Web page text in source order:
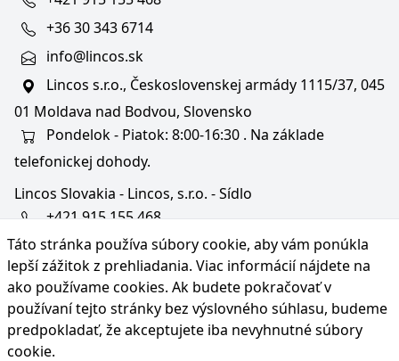
Táto stránka používa súbory cookie, aby vám ponúkla
lepší zážitok z prehliadania. Viac informácií nájdete na
ako používame cookies. Ak budete pokračovať v
používaní tejto stránky bez výslovného súhlasu, budeme
predpokladať, že akceptujete iba nevyhnutné súbory
cookie.
+36 30 343 6714
info@lincos.sk
Lincos s.r.o., Československej armády 1115/37, 045
01 Moldava nad Bodvou, Slovensko
Pondelok - Piatok: 8:00-16:30 . Na základe
telefonickej dohody.
Lincos Slovakia - Lincos, s.r.o. - Sídlo
+421 915 155 468
+36/30 343 6714
bratislava@lincos.sk
Lincos s.r.o., Rustaveliho 4, 831 06 Bratislava - m. č.
Rača, Slovensko
Iba sídlo firmy